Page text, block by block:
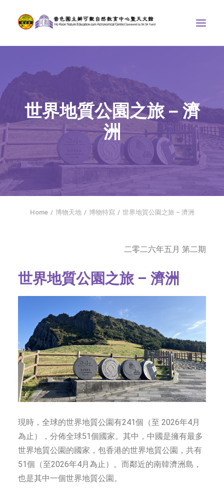
學界課程
天文館
博物天地
比賽/專題計劃
聯絡我們
世界地質公園之旅 – 濟
洲
Home 博物天地 博物特寫 世界地質公園之旅 – 濟洲
二零二六年五月 第二期
世界地質公園之旅 – 濟洲
現時，全球的世界地質公園有241個（至 2026年4月
為止），分佈全球51個國家。其中，中國是擁有最多
世界地質公園的國家，包香港的世界地質公園，共有
51個（至2026年4月為止）。而鄰近的南韓濟洲島，
也是其中一個世界地質公園。